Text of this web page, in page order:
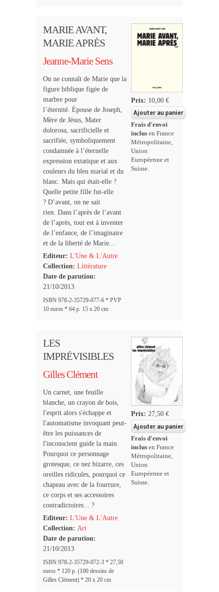
MARIE AVANT,
MARIE APRÈS
Jeanne-Marie Sens
On ne connaît de Marie que la
figure biblique figée de
marbre pour
l’éternité. Épouse de Joseph,
Mère de Jésus, Mater
dolorosa, sacrificielle et
sacrifiée, symboliquement
condamnée à l’éternelle
expression extatique et aux
couleurs du bleu marial et du
blanc. Mais qui était-elle ?
Quelle petite fille fut-elle
? D’avant, on ne sait
rien. Dans l’après de l’avant
de l’après, tout est à inventer
de l’enfance, de l’imaginaire
et de la liberté de Marie...
Editeur: L'Une & L'Autre
Collection: Littérature
Date de parution:
21/10/2013
ISBN 978-2-35729-077-6 * PVP
10 euros * 64 p. 15 x 20 cm
Prix: 10,00 €
Frais d'envoi
inclus en France
Métropolitaine,
Union
Européenne et
Suisse.
LES
IMPRÉVISIBLES
Gilles Clément
Un carnet, une feuille
blanche, un crayon de bois,
l'esprit alors s'échappe et
l'automatisme invoquant peut-
être les puissances de
l'inconscient guide la main.
Pourquoi ce personnage
grotesque, ce nez bizarre, ces
oreilles ridicules, pourquoi ce
chapeau avec de la fourrure,
ce corps et ses accessoires
contradictoires... ?
Editeur: L'Une & L'Autre
Collection: Art
Date de parution:
21/10/2013
ISBN 978-2-35729-072-3 * 27,50
euros * 120 p. (100 dessins de
Gilles Clément) * 20 x 20 cm
Prix:27,50 €
Frais d'envoi
inclus en France
Métropolitaine,
Union
Européenne et
Suisse.